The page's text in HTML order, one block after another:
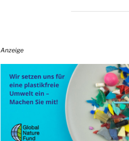
Anzeige